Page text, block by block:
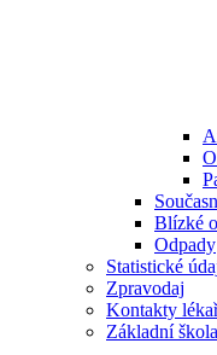
Blízké
Odpady
Statistické
Zpravodaj
Kontakty
Základní